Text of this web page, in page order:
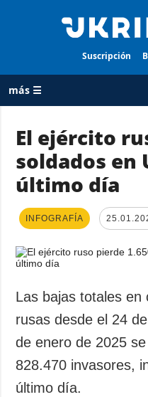
Suscripción
más ☰
TODAS LAS
CATEGORÍAS
Guerra
Reconstrucción
Política
Defensa
Sociedad y
Cultura
Deportes
Crimen
El ejército
soldados en
último día
INFOGRAFÍA
Las bajas totales
rusas desde el 24
de enero de 2025
828.470 invasores,
último día.